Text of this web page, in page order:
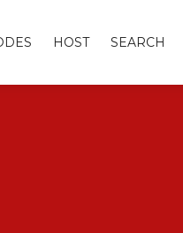
HOST SEARCH